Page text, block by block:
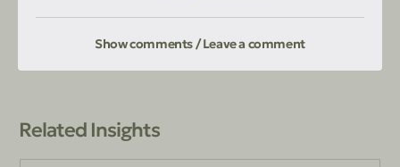
Show comments / Leave a comment
Related Insights